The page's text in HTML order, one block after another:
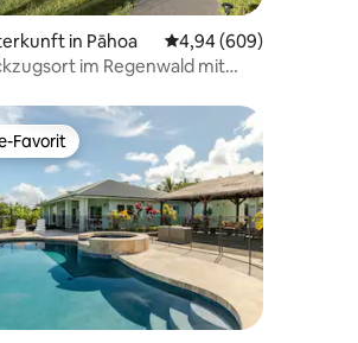
4,98 von 5, 258 Bewertungen
in Pāhoa Durchschnittliche
4,94 (609)
Gäste-Favorit.
Favorit